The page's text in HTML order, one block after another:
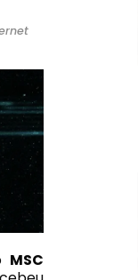
MSC